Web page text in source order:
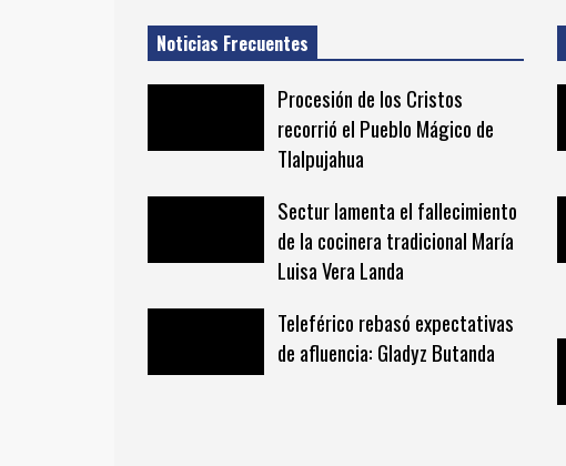
Noticias Frecuentes
Procesión de los Cristos
recorrió el Pueblo Mágico de
Tlalpujahua
Sectur lamenta el fallecimiento
de la cocinera tradicional María
Luisa Vera Landa
Teleférico rebasó expectativas
de afluencia: Gladyz Butanda